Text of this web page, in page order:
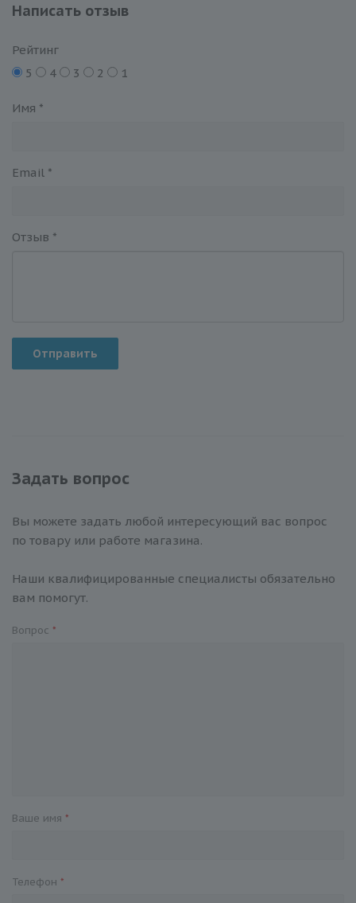
Написать отзыв
Рейтинг
5
4 3 2 1
Имя *
Email *
Отзыв *
Отправить
Задать вопрос
Вы можете задать любой интересующий вас вопрос
по товару или работе магазина.
Наши квалифицированные специалисты обязательно
вам помогут.
Вопрос *
Ваше имя *
Телефон *